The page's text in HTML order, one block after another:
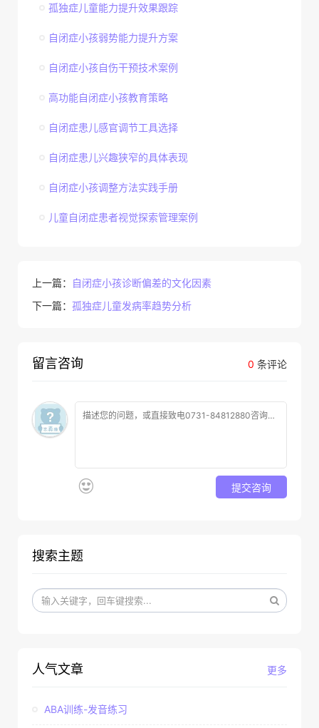
孤独症儿童能力提升效果跟踪
自闭症小孩弱势能力提升方案
自闭症小孩自伤干预技术案例
高功能自闭症小孩教育策略
自闭症患儿感官调节工具选择
自闭症患儿兴趣狭窄的具体表现
自闭症小孩调整方法实践手册
儿童自闭症患者视觉探索管理案例
上一篇：
自闭症小孩诊断偏差的文化因素
下一篇： 孤独症儿童发病率趋势分析
0 条评论
留言咨询
提交咨询
搜索主题
更多
人气文章
ABA训练-发音练习